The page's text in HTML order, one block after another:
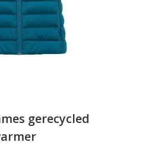
gerecycled